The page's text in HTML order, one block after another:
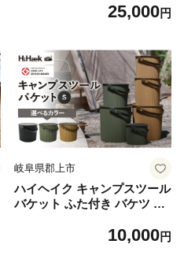
25,000円
岐阜県郡上市
ハイヘイク キャンプスツール
バケット ふた付き バケツ 蓋
ウトドア キャンプ ランドリ
10,000円